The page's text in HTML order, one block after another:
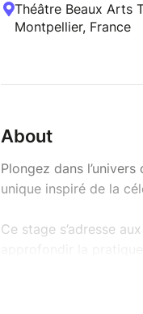
Théâtre Beaux Arts
Montpellier, France
About
Plongez dans
unique inspiré de la
Ce stage s’adresse
approfondir la